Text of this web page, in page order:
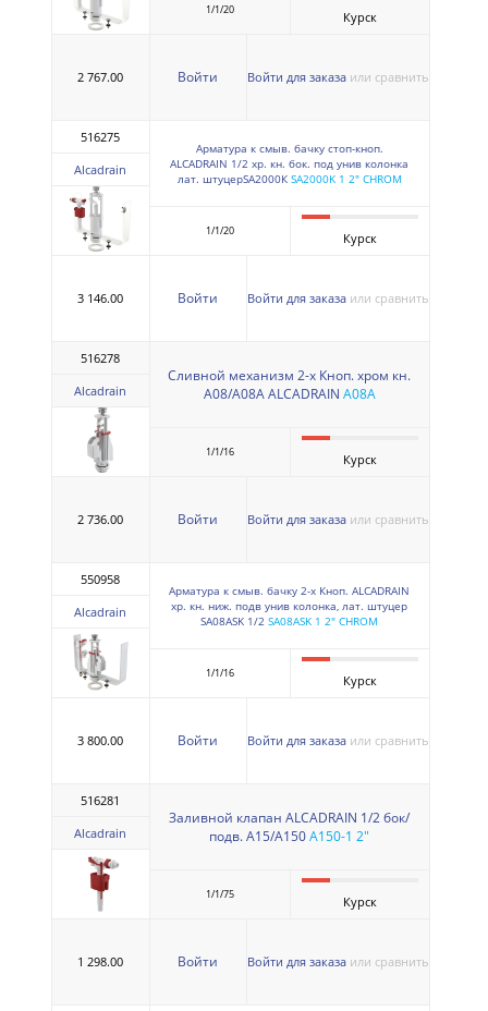
1/1/20 Курск
2 767.00 Войти Войти для заказа или сравнить
516275
Alcadrain
Арматура к смыв. бачку стоп-кноп.
ALCADRAIN 1/2 хр. кн. бок. под унив колонка
лат. штуцерSA2000К SA2000K 1 2" CHROM
1/1/20 Курск
3 146.00 Войти Войти для заказа или сравнить
516278
Alcadrain
Сливной механизм 2-х Кноп. хром кн.
A08/A08A ALCADRAIN A08A
1/1/16 Курск
2 736.00 Войти Войти для заказа или сравнить
550958
Alcadrain
Арматура к смыв. бачку 2-х Кноп. ALCADRAIN
хр. кн. ниж. подв унив колонка, лат. штуцер
SA08ASK 1/2 SA08ASK 1 2" CHROM
1/1/16 Курск
3 800.00 Войти Войти для заказа или сравнить
516281
Alcadrain
Заливной клапан ALCADRAIN 1/2 бок/
подв. A15/A150A150-1 2"
1/1/75 Курск
1 298.00 Войти Войти для заказа или сравнить